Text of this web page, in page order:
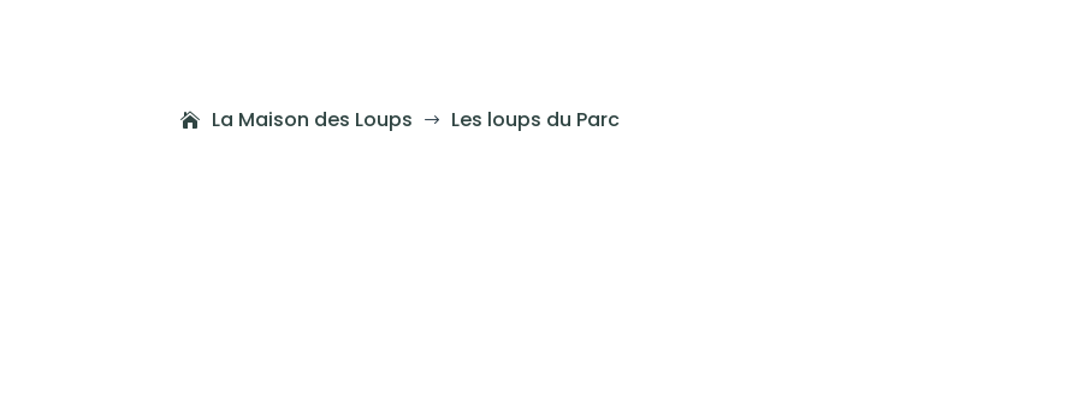
La Maison des Loups $ Les loups du Parc